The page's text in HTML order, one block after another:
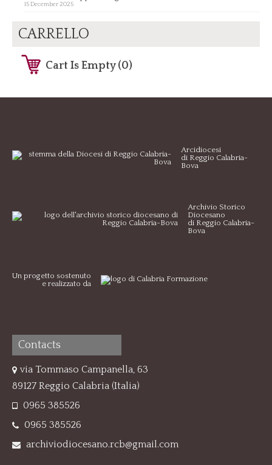
15 December 2025
CARRELLO
Cart Is Empty (0)
Arcidiocesi
di Reggio Calabria-
Bova
Archivio Storico
Diocesano
di Reggio Calabria-
Bova
Un progetto sostenuto
e realizzato da
Contacts
via Tommaso Campanella, 63
89127 Reggio Calabria (Italia)
0965 385526
0965 385526
archiviodiocesano.rcb@gmail.com